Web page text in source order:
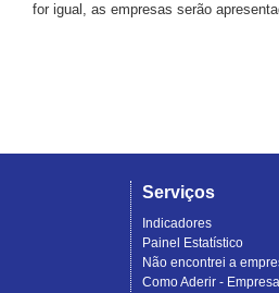
for igual, as empresas serão
Serviços
Indicadores
Painel Estatístico
Não encontrei a
Como Aderir -